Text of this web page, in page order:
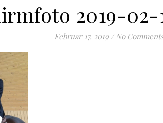
2019-02-
Februar 17, 2019 / No